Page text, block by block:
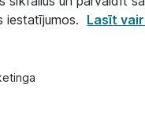
iestatījumos. Lasīt